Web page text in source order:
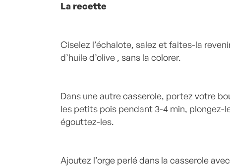
La recette
Ciselez l’échalote, salez et faites-la
d’huile d’olive , sans la colorer.
Dans une autre casserole, portez votre
les petits pois pendant 3-4 min, plongez-
égouttez-les.
Ajoutez l’orge perlé dans la casserole